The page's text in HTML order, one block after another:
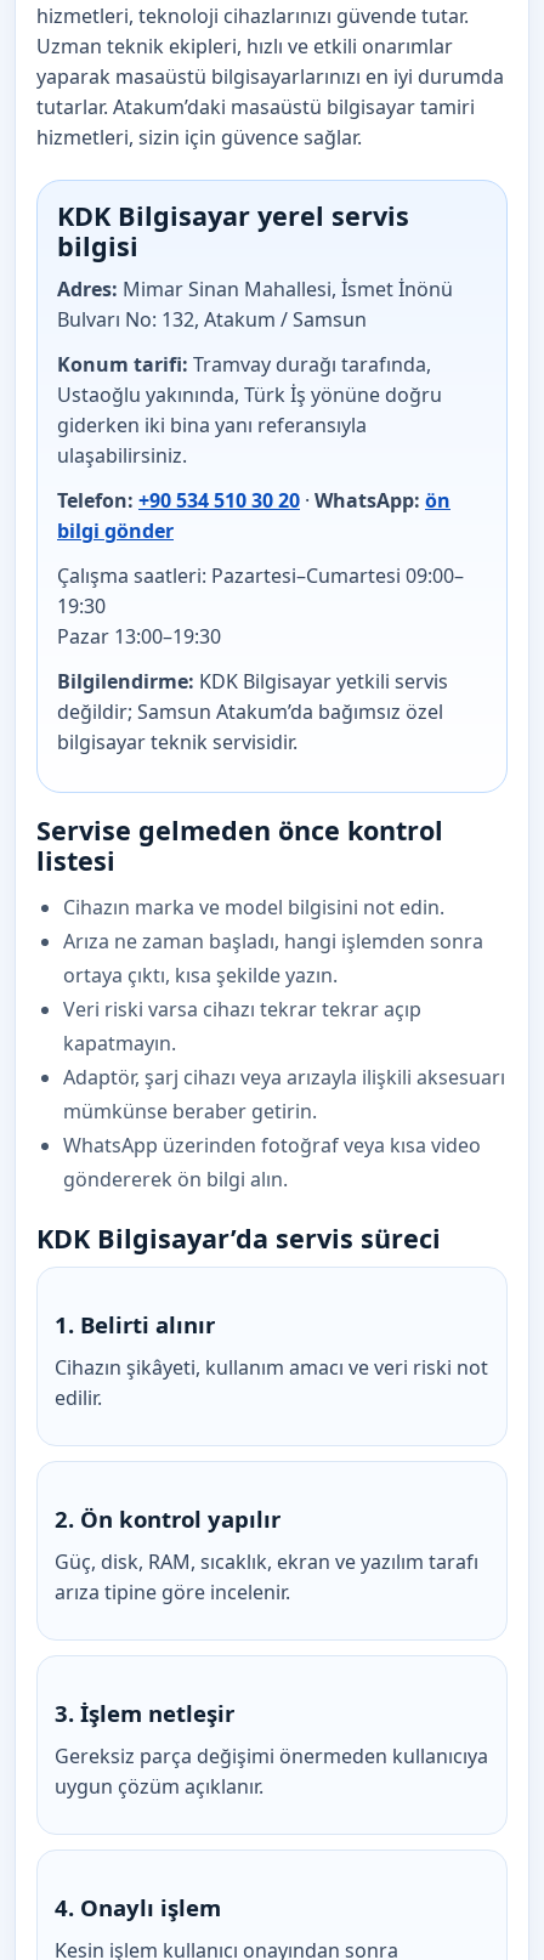
hizmetleri, teknoloji cihazlarınızı güvende tutar.
Uzman teknik ekipleri, hızlı ve etkili onarımlar
yaparak masaüstü bilgisayarlarınızı en iyi durumda
tutarlar. Atakum’daki masaüstü bilgisayar tamiri
hizmetleri, sizin için güvence sağlar.
KDK Bilgisayar yerel servis
bilgisi
Adres: Mimar Sinan Mahallesi, İsmet İnönü
Bulvarı No: 132, Atakum / Samsun
Konum tarifi: Tramvay durağı tarafında,
Ustaoğlu yakınında, Türk İş yönüne doğru
giderken iki bina yanı referansıyla
ulaşabilirsiniz.
Telefon: +90 534 510 30 20 · WhatsApp: ön
bilgi gönder
Çalışma saatleri: Pazartesi–Cumartesi 09:00–
19:30
Pazar 13:00–19:30
Bilgilendirme: KDK Bilgisayar yetkili servis
değildir; Samsun Atakum’da bağımsız özel
bilgisayar teknik servisidir.
Servise gelmeden önce kontrol
listesi
Cihazın marka ve model bilgisini not edin.
Arıza ne zaman başladı, hangi işlemden sonra
ortaya çıktı, kısa şekilde yazın.
Veri riski varsa cihazı tekrar tekrar açıp
kapatmayın.
Adaptör, şarj cihazı veya arızayla ilişkili aksesuarı
mümkünse beraber getirin.
WhatsApp üzerinden fotoğraf veya kısa video
göndererek ön bilgi alın.
KDK Bilgisayar’da servis süreci
1. Belirti alınır
Cihazın şikâyeti, kullanım amacı ve veri riski not
edilir.
2. Ön kontrol yapılır
Güç, disk, RAM, sıcaklık, ekran ve yazılım tarafı
arıza tipine göre incelenir.
3. İşlem netleşir
Gereksiz parça değişimi önermeden kullanıcıya
uygun çözüm açıklanır.
4. Onaylı işlem
Kesin işlem kullanıcı onayından sonra